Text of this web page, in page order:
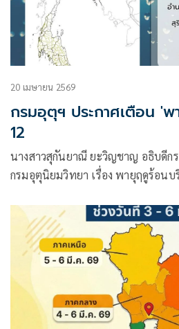
20 เมษายน 2569
กรมอุตุฯ ประกาศเตือน '
12
นางสาวสุกันยาณี ยะวิญชาญ อธิบดีก
กรมอุตุนิยมวิทยา เรื่อง พายุฤดูร้อน
(31/2569) โดยมีใจความว่า